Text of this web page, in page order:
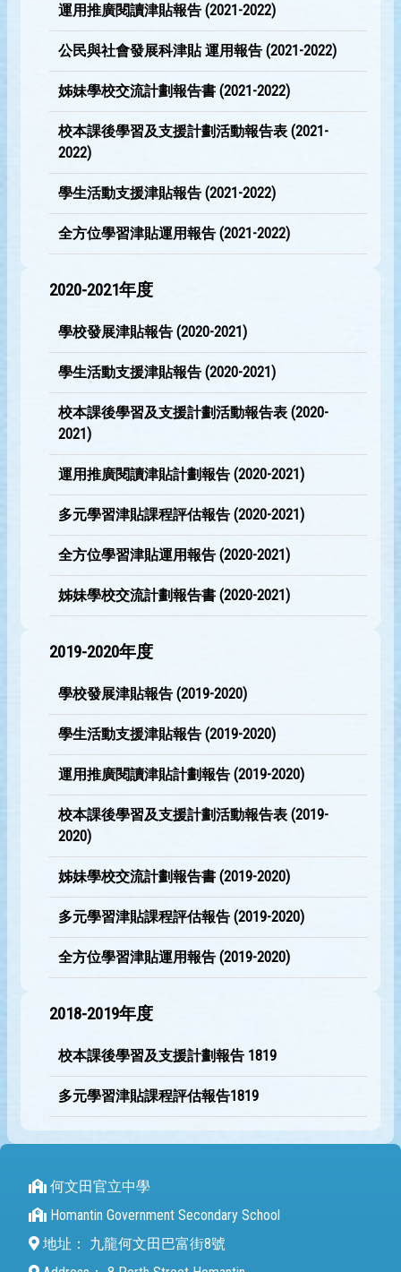
運用推廣閱讀津貼報告 (2021-2022)
公民與社會發展科津貼 運用報告 (2021-2022)
姊妹學校交流計劃報告書 (2021-2022)
校本課後學習及支援計劃活動報告表 (2021-
2022)
學生活動支援津貼報告 (2021-2022)
全方位學習津貼運用報告 (2021-2022)
2020-2021年度
學校發展津貼報告 (2020-2021)
學生活動支援津貼報告 (2020-2021)
校本課後學習及支援計劃活動報告表 (2020-
2021)
運用推廣閱讀津貼計劃報告 (2020-2021)
多元學習津貼課程評估報告 (2020-2021)
全方位學習津貼運用報告 (2020-2021)
姊妹學校交流計劃報告書 (2020-2021)
2019-2020年度
學校發展津貼報告 (2019-2020)
學生活動支援津貼報告 (2019-2020)
運用推廣閱讀津貼計劃報告 (2019-2020)
校本課後學習及支援計劃活動報告表 (2019-
2020)
姊妹學校交流計劃報告書 (2019-2020)
多元學習津貼課程評估報告 (2019-2020)
全方位學習津貼運用報告 (2019-2020)
2018-2019年度
校本課後學習及支援計劃報告 1819
多元學習津貼課程評估報告1819
何文田官立中學
Homantin Government Secondary School
地址：
九龍何文田巴富街8號